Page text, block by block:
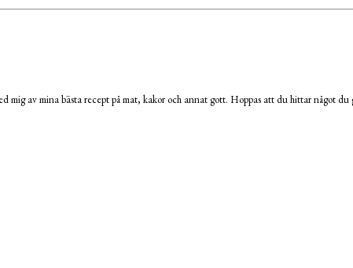
mig av mina bästa recept på mat, kakor och annat gott. Hoppas att du hittar något du